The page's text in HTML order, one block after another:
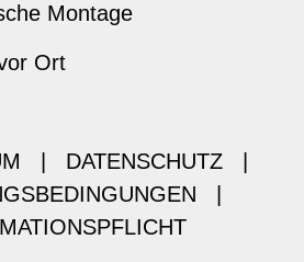
Montage
Ort
DATENSCHUTZ